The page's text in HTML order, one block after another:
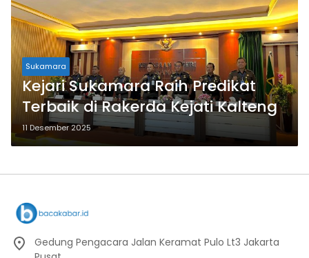
Sukamara
Kejari Sukamara Raih Predikat
Terbaik di Rakerda Kejati Kalteng
11 Desember 2025
Gedung Pengacara Jalan Keramat Pulo Lt3 Jakarta